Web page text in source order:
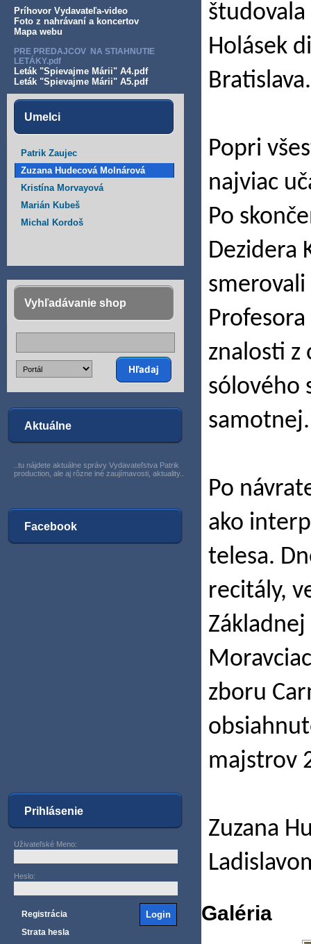
Príhovor Vydavateľa-video
Foto z nahrávaní a koncertov
Mapa webu
PRE PREDAJCOV NA STIAHNUTIE
LETÁKY.pdf
Leták "Spievajme Márii" A4.pdf
Leták "Spievajme Márii" A5.pdf
Umelci
Patrik Zaujec
Zuzana Hudecová Molnárová
Kristína Morvayová
Marián Kubeš
Michal Kordoš
Vyhľadávanie shop
Aktuálne
..tu nájdete aktuálne správy Vydavateľstva Patrik
production, ale aj rôzne iné zaujímavosti, aktuality..
Facebook
Prihlásenie
Uživateľské Meno:
Heslo:
Registrácia
Strata hesla
študovala
Holásek
Bratislava.
Popri
najviac
Po
Dezidera
znalosti z
sólového
samotnej.
Po
ako
telesa.
recitály,
zboru
majstrov
Zuzana
Galéria